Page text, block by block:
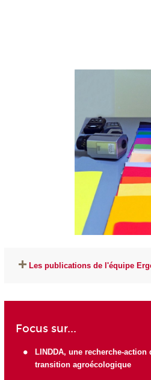
Les publications de l'équipe
Focus sur...
LINDDA, une recherche-
transition agroécologique